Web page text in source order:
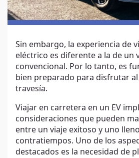
Sin embargo, la experiencia de
eléctrico es diferente a la de un
convencional. Por lo tanto, es
bien preparado para disfrutar al
travesía.
Viajar en carretera en un EV
consideraciones que pueden
entre un viaje exitoso y uno
contratiempos. Uno de los
destacados es la necesidad de